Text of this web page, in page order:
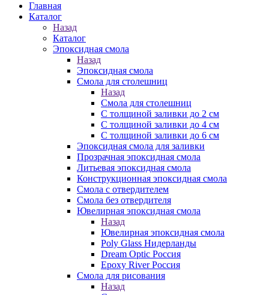
Главная
Каталог
Назад
Каталог
Эпоксидная смола
Назад
Эпоксидная смола
Смола для столешниц
Назад
Смола для столешниц
С толщиной заливки до 2 см
С толщиной заливки до 4 см
С толщиной заливки до 6 см
Эпоксидная смола для заливки
Прозрачная эпоксидная смола
Литьевая эпоксидная смола
Конструкционная эпоксидная смола
Смола с отвердителем
Смола без отвердителя
Ювелирная эпоксидная смола
Назад
Ювелирная эпоксидная смола
Poly Glass Нидерланды
Dream Optic Россия
Epoxy River Россия
Смола для рисования
Назад